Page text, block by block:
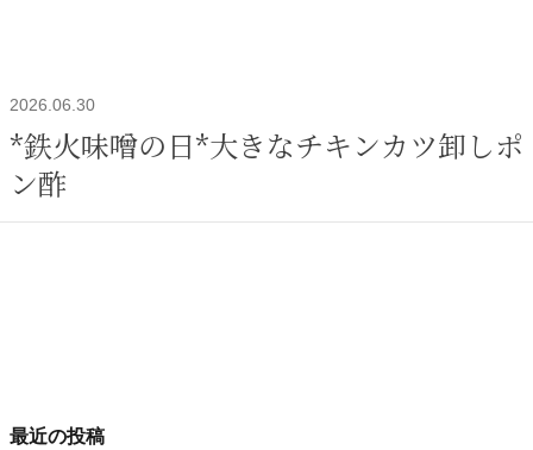
2026.06.30
*鉄火味噌の日*大きなチキンカツ卸しポ
ン酢
最近の投稿